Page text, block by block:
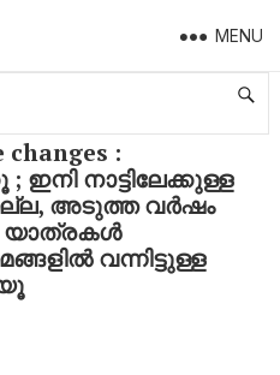
MENU
യാത്രകൾ പഴയ പടിയല്ല, അടുത്ത വർഷം മുതൽ അടിമുടി മാറും ; യാത്രകൾ മുടങ്ങാതിരിക്കാൻ നിയമങ്ങളിൽ വന്നിട്ടുള്ള മാറ്റങ്ങളെ കുറിച്ച് അറിയൂ
:
നാട്ടിലേക്കുള്ള
അടുത്ത വർഷം
യാത്രകൾ
വന്നിട്ടുള്ള